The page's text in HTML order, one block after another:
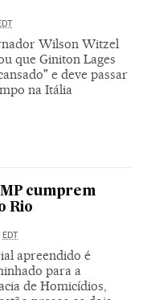
Wilson Witzel
que Giniton Lages
e deve passar
na Itália
cumprem
Rio
EDT
apreendido é
para a
de Homicídios,